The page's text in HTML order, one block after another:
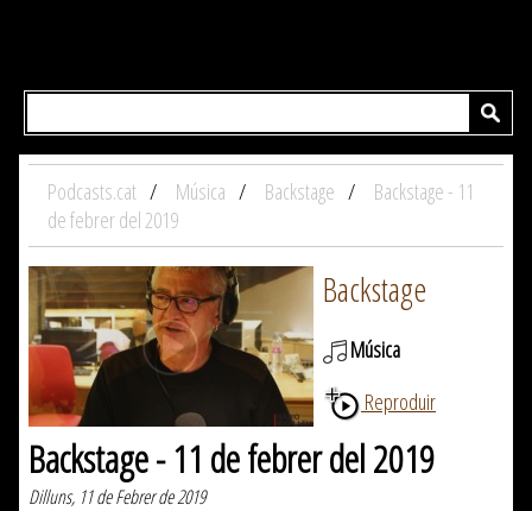
Podcasts.cat Música Backstage
Backstage - 11
de febrer del 2019
Backstage
Música
Reproduir
Backstage - 11 de febrer del 2019
Dilluns, 11 de Febrer de 2019